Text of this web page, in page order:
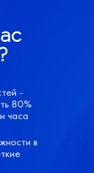
-
80%
часа
в